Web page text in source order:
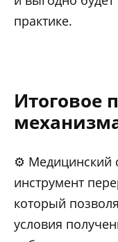
практике.
Итоговое
⚙️ Медицинский
инструмент
который
условия